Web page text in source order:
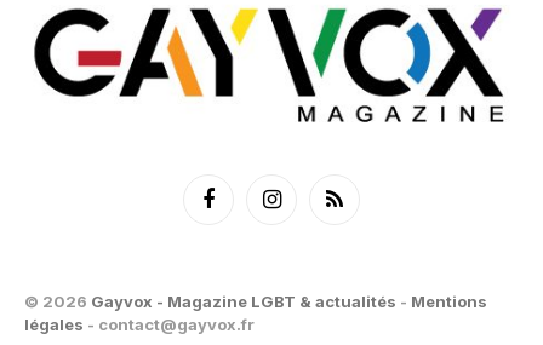
FacebookInstagramRSS
© 2026 Gayvox - Magazine LGBT & actualités - Mentions
légales - contact@gayvox.fr